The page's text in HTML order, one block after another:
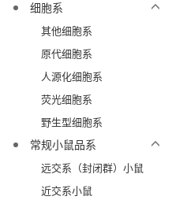
细胞系
其他细胞系
原代细胞系
人源化细胞系
荧光细胞系
野生型细胞系
常规小鼠品系
远交系（封闭群）小鼠
近交系小鼠